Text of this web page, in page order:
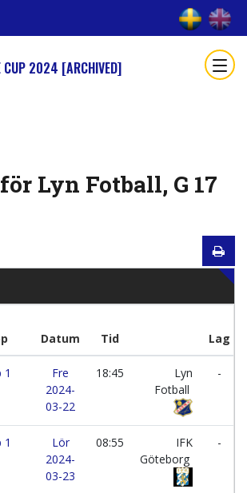
CUP 2024 [ARCHIVED]
Lyn Fotball, G 17
Datum Tid Lag
1
Fre
2024-
03-22
18:45
Lyn
Fotball
-
1
Lör
2024-
03-23
08:55
IFK
Göteborg
-